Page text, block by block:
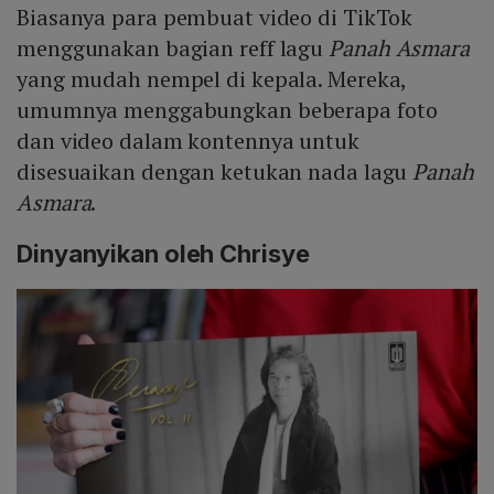
Biasanya para pembuat video di TikTok
menggunakan bagian reff lagu Panah Asmara
yang mudah nempel di kepala. Mereka,
umumnya menggabungkan beberapa foto
dan video dalam kontennya untuk
disesuaikan dengan ketukan nada lagu Panah
Asmara.
Dinyanyikan oleh Chrisye